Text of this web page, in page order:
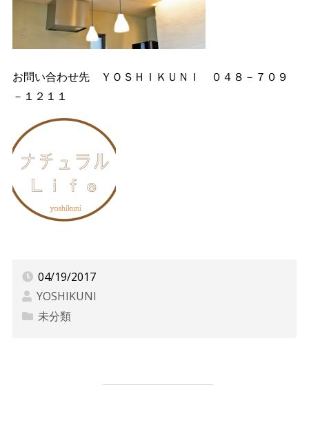
お問い合わせ先 ＹＯＳＨＩＫＵＮＩ ０４８－７０９
－１２１１
04/19/2017
YOSHIKUNI
未分類